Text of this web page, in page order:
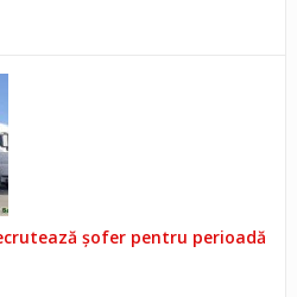
șofer pentru perioadă